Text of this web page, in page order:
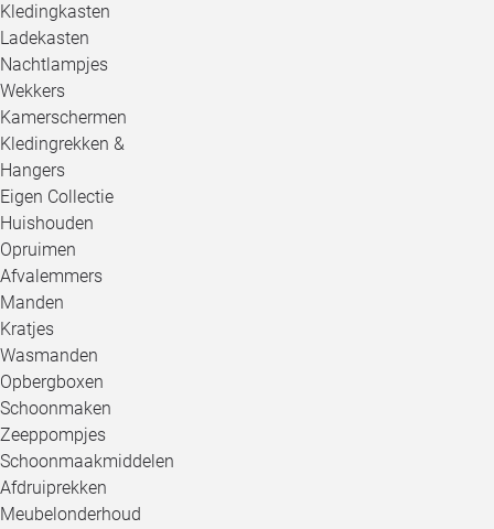
Kledingkasten
Ladekasten
Nachtlampjes
Wekkers
Kamerschermen
Kledingrekken &
Hangers
Eigen Collectie
Huishouden
Opruimen
Afvalemmers
Manden
Kratjes
Wasmanden
Opbergboxen
Schoonmaken
Zeeppompjes
Schoonmaakmiddelen
Afdruiprekken
Meubelonderhoud